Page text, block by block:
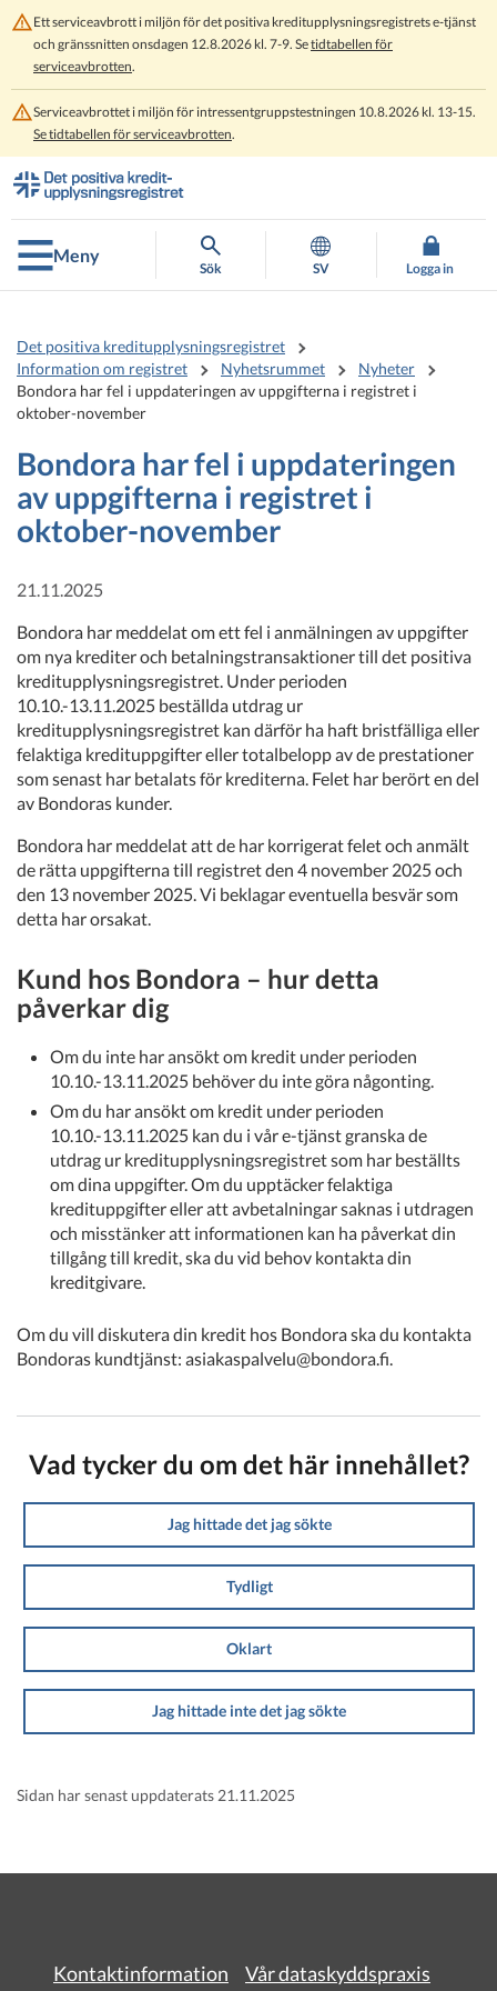
Ett serviceavbrott i miljön för det positiva kreditupplysningsregistrets e-tjänst
och gränssnitten onsdagen 12.8.2026 kl. 7-9. Setidtabellen för
serviceavbrotten.
Serviceavbrottet i miljön för intressentgruppstestningen 10.8.2026 kl. 13-15.
Se tidtabellen för serviceavbrotten.
Gå
direkt
till
innehållet
Gå
till
hela
webbplatsens
sökningMeny
Sök SV Logga in
Det positiva kreditupplysningsregistret
Information om registret
Nyhetsrummet
Nyheter
Bondora har fel i uppdateringen av uppgifterna i registret i
oktober-november
Bondora har fel i uppdateringen
av uppgifterna i registret i
oktober-november
21.11.2025
Bondora har meddelat om ett fel i anmälningen av uppgifter
om nya krediter och betalningstransaktioner till det positiva
kreditupplysningsregistret. Under perioden
10.10.-13.11.2025 beställda utdrag ur
kreditupplysningsregistret kan därför ha haft bristfälliga eller
felaktiga kredituppgifter eller totalbelopp av de prestationer
som senast har betalats för krediterna. Felet har berört en del
av Bondoras kunder.
Bondora har meddelat att de har korrigerat felet och anmält
de rätta uppgifterna till registret den 4 november 2025 och
den 13 november 2025. Vi beklagar eventuella besvär som
detta har orsakat.
Kund hos Bondora – hur detta
påverkar dig
Om du inte har ansökt om kredit under perioden
10.10.-13.11.2025 behöver du inte göra någonting.
Om du har ansökt om kredit under perioden
10.10.-13.11.2025 kan du i vår e-tjänst granska de
utdrag ur kreditupplysningsregistret som har beställts
om dina uppgifter. Om du upptäcker felaktiga
kredituppgifter eller att avbetalningar saknas i utdragen
och misstänker att informationen kan ha påverkat din
tillgång till kredit, ska du vid behov kontakta din
kreditgivare.
Om du vill diskutera din kredit hos Bondora ska du kontakta
Bondoras kundtjänst: asiakaspalvelu@bondora.fi.
Vad tycker du om det här innehållet?
Jag hittade det jag sökte
Tydligt
Oklart
Jag hittade inte det jag sökte
Sidan har senast uppdaterats 21.11.2025
Kontaktinformation
Vår dataskyddspraxis